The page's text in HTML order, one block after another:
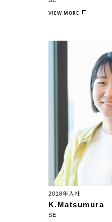
VIEW MORE
2018年入社
K.Matsumura
SE